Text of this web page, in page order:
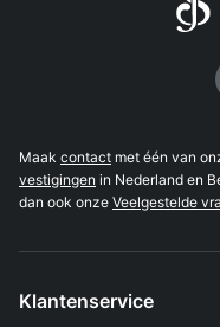
Maak contact met één van
vestigingen in Nederland en
dan ook onze Veelgestelde
Klantenservice